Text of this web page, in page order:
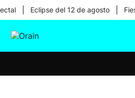
Eclipse del 12 de agosto